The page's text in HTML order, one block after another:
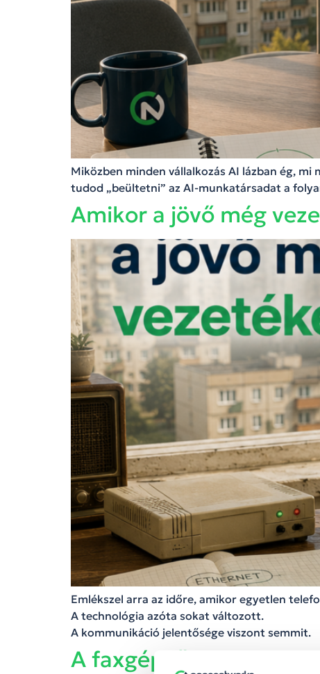
Miközben minden vállalkozás AI lázban ég,
tudod „beültetni” az AI-munkatársadat a
Amikor a jövő még
Emlékszel arra az időre, amikor egyetlen
A technológia azóta sokat változott.
A kommunikáció jelentősége viszont semmit.
A faxgéptől az AI